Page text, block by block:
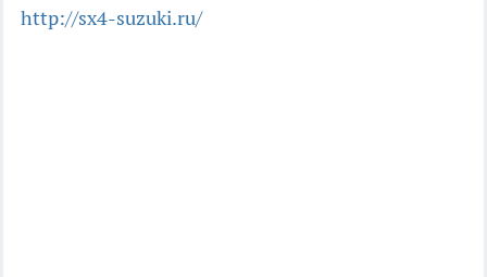
http://sx4-suzuki.ru/